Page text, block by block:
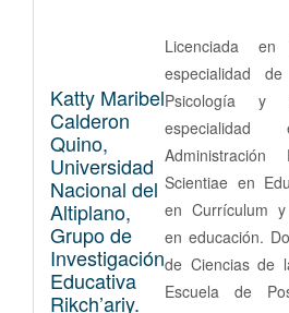
Katty Maribel
Calderon
Quino,
Universidad
Nacional del
Altiplano,
Grupo de
Investigación
Educativa
Rikch’ariy.
Licenciada
especialidad
Psicología y
Administración
Scientiae en
en Currículum y
en educación.
de Ciencias de
Escuela de